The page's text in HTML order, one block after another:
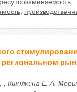
ресурсозаменяемость,
,
, Кшнякина Е. А. Меры